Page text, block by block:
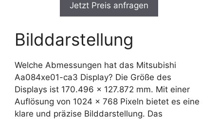
Jetzt Preis anfragen
Bilddarstellung
Welche Abmessungen hat das Mitsubishi
Aa084xe01-ca3 Display? Die Größe des
Displays ist 170.496 x 127.872 mm. Mit einer
Auflösung von 1024 x 768 Pixeln bietet es eine
klare und präzise Bilddarstellung. Das